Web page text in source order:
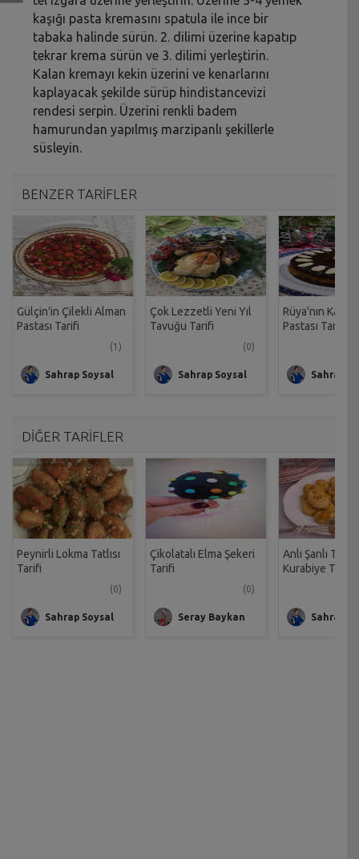
kaşığı pasta kremasını spatula ile ince bir
tabaka halinde sürün. 2. dilimi üzerine kapatıp
tekrar krema sürün ve 3. dilimi yerleştirin.
Kalan kremayı kekin üzerini ve kenarlarını
kaplayacak şekilde sürüp hindistancevizi
rendesi serpin. Üzerini renkli badem
hamurundan yapılmış marzipanlı şekillerle
süsleyin.
BENZER TARİFLER
Gülçin’in Çilekli Alman
Pastası Tarifi
(1)
Sahrap Soysal
Çok Lezzetli Yeni Yıl
Tavuğu Tarifi
(0)
Sahrap Soysal
Rüya'nın
Pastası Tarifi
Sahrap
DİĞER TARİFLER
Peynirli Lokma Tatlısı
Tarifi
(0)
Sahrap Soysal
Çikolatalı Elma Şekeri
Tarifi
(0)
Seray Baykan
Anlı Şanlı Tuzlu
Kurabiye Tarifi
Sahrap